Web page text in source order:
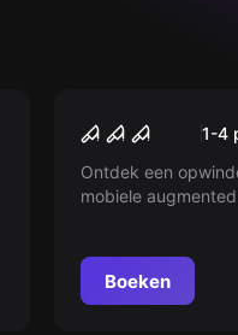
La 1-4
Ontdek een
mobiele
Boeken